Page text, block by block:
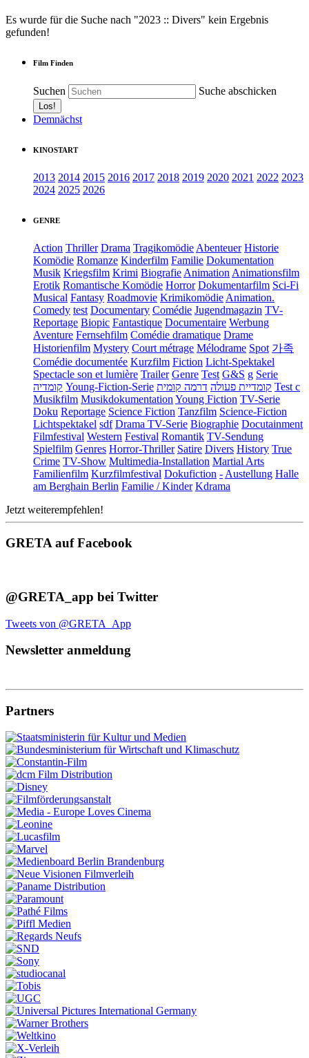
Es wurde für die Suche nach "2023 :: Divers" kein Ergebnis
gefunden!
Film Finden
Suchen Suche abschicken
Demnächst
KINOSTART
2013 2014 2015 2016 2017 2018 2019 2020 2021 2022 2023
2024 2025 2026
GENRE
Action Thriller Drama Tragikomödie Abenteuer Historie
Komödie Romanze Kinderfilm Familie Dokumentation
Musik Kriegsfilm Krimi Biografie Animation Animationsfilm
Erotik Romantische Komödie Horror Dokumentarfilm Sci-Fi
Musical Fantasy Roadmovie Krimikomödie Animation.
Comedy test Documentary Comédie Jugendmagazin TV-
Reportage Biopic Fantastique Documentaire Werbung
Aventure Fernsehfilm Comédie dramatique Drame
Historienfilm Mystery Court métrage Mélodrame Spot 가족
Comédie documentée Kurzfilm Fiction Licht-Spektakel
Spectacle son et lumière Trailer Genre Test G&S g Serie
קומדיה Young-Fiction-Serie קומדיית פעולה דרמה קומית
Test c
Musikfilm Musikdokumentation Young Fiction TV-Serie
Doku Reportage Science Fiction Tanzfilm Science-Fiction
Lichtspektakel sdf Drama TV-Serie Biographie Docutainment
Filmfestival Western Festival Romantik TV-Sendung
Spielfilm Genres Horror-Thriller Satire Divers History True
Crime TV-Show Multimedia-Installation Martial Arts
Familienfilm Kurzfilmfestival Dokufiction - Austellung Halle
am Berghain Berlin Familie / Kinder Kdrama
Jetzt weiterempfehlen!
GRETA auf Facebook
@GRETA_app bei Twitter
Tweets von @GRETA_App
Newsletter anmeldung
Partners